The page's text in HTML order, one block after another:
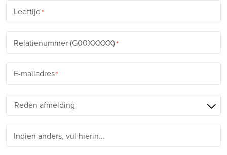
Leeftijd
Relatienummer (G00XXXXX)
E-mailadres
Indien anders, vul hierin...